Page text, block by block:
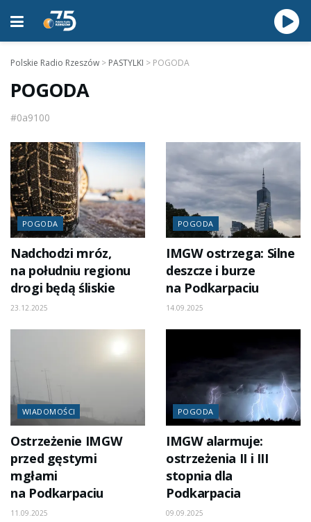
Polskie Radio Rzeszów > PASTYLKI > POGODA
POGODA
#0a9100
POGODA
Nadchodzi mróz,
na południu regionu
drogi będą śliskie
23.12.2025
POGODA
IMGW ostrzega: Silne
deszcze i burze
na Podkarpaciu
14.09.2025
WIADOMOŚCI
Ostrzeżenie IMGW
przed gęstymi
mgłami
na Podkarpaciu
11.09.2025
POGODA
IMGW alarmuje:
ostrzeżenia II i III
stopnia dla
Podkarpacia
09.09.2025